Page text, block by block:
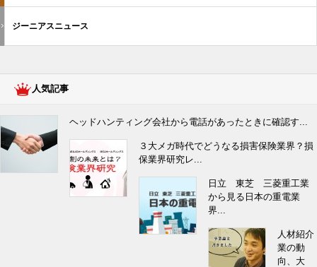
ジーニアスニュース
人気記事
ヘッドハンティング会社から電話があったときに確認す...
３大メガ時代でどうなる損害保険業界？損
保業界研究レ...
日立 東芝 三菱重工業
から見る日本の重電業
界...
人材紹介
業の動
向、大